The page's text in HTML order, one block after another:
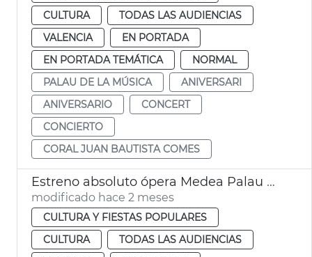
CULTURA
TODAS LAS AUDIENCIAS
VALENCIA
EN PORTADA
EN PORTADA TEMÁTICA
NORMAL
PALAU DE LA MÚSICA
ANIVERSARI
ANIVERSARIO
CONCERT
CONCIERTO
CORAL JUAN BAUTISTA COMES
Estreno absoluto ópera Medea Palau Música València
modificado hace 2 meses
CULTURA Y FIESTAS POPULARES
CULTURA
TODAS LAS AUDIENCIAS